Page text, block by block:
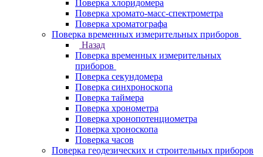
Поверка хлоридомера
Поверка хромато-масс-спектрометра
Поверка хроматографа
Поверка временных измерительных приборов
Назад
Поверка временных измерительных
приборов
Поверка секундомера
Поверка синхроноскопа
Поверка таймера
Поверка хронометра
Поверка хронопотенциометра
Поверка хроноскопа
Поверка часов
Поверка геодезических и строительных приборов